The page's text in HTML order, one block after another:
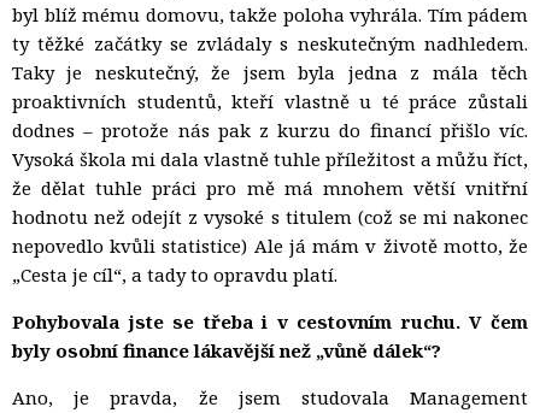
byl blíž mému domovu, takže poloha vyhrála. Tím pádem
ty těžké začátky se zvládaly s neskutečným nadhledem.
Taky je neskutečný, že jsem byla jedna z mála těch
proaktivních studentů, kteří vlastně u té práce zůstali
dodnes – protože nás pak z kurzu do financí přišlo víc.
Vysoká škola mi dala vlastně tuhle příležitost a můžu říct,
že dělat tuhle práci pro mě má mnohem větší vnitřní
hodnotu než odejít z vysoké s titulem (což se mi nakonec
nepovedlo kvůli statistice) Ale já mám v životě motto, že
„Cesta je cíl“, a tady to opravdu platí.
Pohybovala jste se třeba i v cestovním ruchu. V čem
byly osobní finance lákavější než „vůně dálek“?
Ano, je pravda, že jsem studovala Management